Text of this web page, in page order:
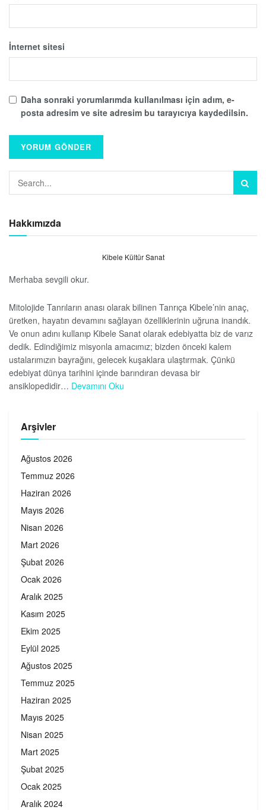
İnternet sitesi
Daha sonraki yorumlarımda kullanılması için adım, e-
posta adresim ve site adresim bu tarayıcıya kaydedilsin.
Hakkımızda
Kibele Kültür Sanat
Merhaba sevgili okur.
Mitolojide Tanrıların anası olarak bilinen Tanrıça Kibele’nin anaç,
üretken, hayatın devamını sağlayan özelliklerinin uğruna inandık.
Ve onun adını kullanıp Kibele Sanat olarak edebiyatta biz de varız
dedik. Edindiğimiz misyonla amacımız; bizden önceki kalem
ustalarımızın bayrağını, gelecek kuşaklara ulaştırmak. Çünkü
edebiyat dünya tarihini içinde barındıran devasa bir
ansiklopedidir… Devamını Oku
Arşivler
Ağustos 2026
Temmuz 2026
Haziran 2026
Mayıs 2026
Nisan 2026
Mart 2026
Şubat 2026
Ocak 2026
Aralık 2025
Kasım 2025
Ekim 2025
Eylül 2025
Ağustos 2025
Temmuz 2025
Haziran 2025
Mayıs 2025
Nisan 2025
Mart 2025
Şubat 2025
Ocak 2025
Aralık 2024